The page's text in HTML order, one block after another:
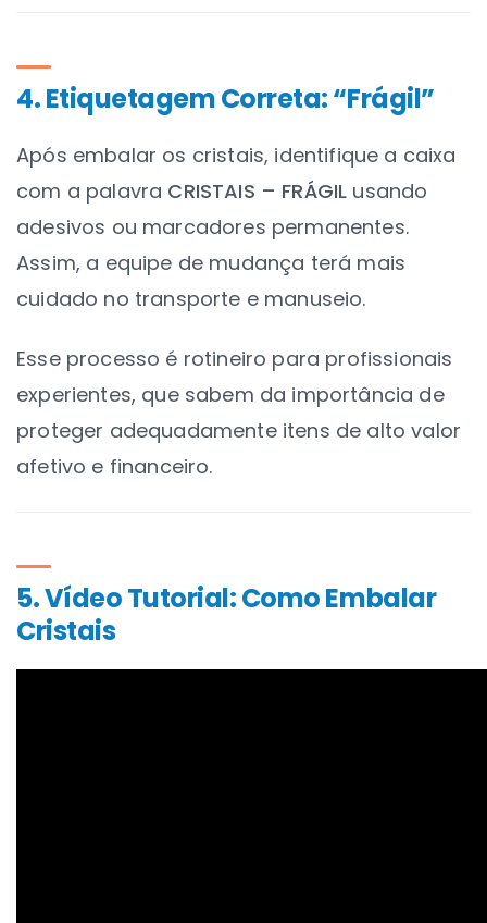
4. Etiquetagem Correta: “Frágil”
Após embalar os cristais, identifique a caixa
com a palavra CRISTAIS – FRÁGIL usando
adesivos ou marcadores permanentes.
Assim, a equipe de mudança terá mais
cuidado no transporte e manuseio.
Esse processo é rotineiro para profissionais
experientes, que sabem da importância de
proteger adequadamente itens de alto valor
afetivo e financeiro.
5. Vídeo Tutorial: Como Embalar
Cristais